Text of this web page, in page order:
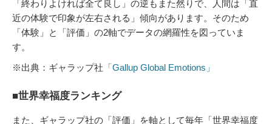
「終わりよければ全て良し」の逆もまた然りで、人間は「直
近の体験で印象が左右される」傾向があります。そのため
「体験」と「評価」の2軸でデータの網羅性を図っていま
す。
※出典：ギャラップ社 「Gallup Global Emotions」
■世界幸福度ランキング
また、ギャラップ社の「評価」を軸として毎年「世界幸福度